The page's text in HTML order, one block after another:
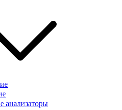
анализаторы